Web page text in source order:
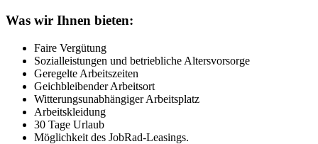
Was wir Ihnen bieten:
Faire Vergütung
Sozialleistungen und betriebliche Altersvorsorge
Geregelte Arbeitszeiten
Geichbleibender Arbeitsort
Witterungsunabhängiger Arbeitsplatz
Arbeitskleidung
30 Tage Urlaub
Möglichkeit des JobRad-Leasings.